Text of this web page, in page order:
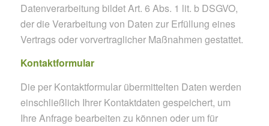
Datenverarbeitung bildet Art. 6 Abs. 1 lit. b DSGVO,
der die Verarbeitung von Daten zur Erfüllung eines
Vertrags oder vorvertraglicher Maßnahmen gestattet.
Kontaktformular
Die per Kontaktformular übermittelten Daten werden
einschließlich Ihrer Kontaktdaten gespeichert, um
Ihre Anfrage bearbeiten zu können oder um für